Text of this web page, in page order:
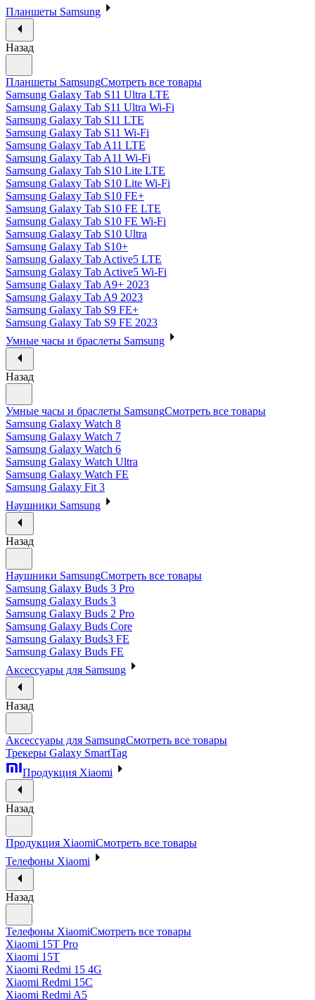
Планшеты Samsung
Назад
Планшеты SamsungСмотреть все товары
Samsung Galaxy Tab S11 Ultra LTE
Samsung Galaxy Tab S11 Ultra Wi-Fi
Samsung Galaxy Tab S11 LTE
Samsung Galaxy Tab S11 Wi-Fi
Samsung Galaxy Tab A11 LTE
Samsung Galaxy Tab A11 Wi-Fi
Samsung Galaxy Tab S10 Lite LTE
Samsung Galaxy Tab S10 Lite Wi-Fi
Samsung Galaxy Tab S10 FE+
Samsung Galaxy Tab S10 FE LTE
Samsung Galaxy Tab S10 FE Wi-Fi
Samsung Galaxy Tab S10 Ultra
Samsung Galaxy Tab S10+
Samsung Galaxy Tab Active5 LTE
Samsung Galaxy Tab Active5 Wi-Fi
Samsung Galaxy Tab A9+ 2023
Samsung Galaxy Tab A9 2023
Samsung Galaxy Tab S9 FE+
Samsung Galaxy Tab S9 FE 2023
Умные часы и браслеты Samsung
Назад
Умные часы и браслеты SamsungСмотреть все товары
Samsung Galaxy Watch 8
Samsung Galaxy Watch 7
Samsung Galaxy Watch 6
Samsung Galaxy Watch Ultra
Samsung Galaxy Watch FE
Samsung Galaxy Fit 3
Наушники Samsung
Назад
Наушники SamsungСмотреть все товары
Samsung Galaxy Buds 3 Pro
Samsung Galaxy Buds 3
Samsung Galaxy Buds 2 Pro
Samsung Galaxy Buds Core
Samsung Galaxy Buds3 FE
Samsung Galaxy Buds FE
Аксессуары для Samsung
Назад
Аксессуары для SamsungСмотреть все товары
Трекеры Galaxy SmartTag
Продукция Xiaomi
Назад
Продукция XiaomiСмотреть все товары
Телефоны Xiaomi
Назад
Телефоны XiaomiСмотреть все товары
Xiaomi 15T Pro
Xiaomi 15T
Xiaomi Redmi 15 4G
Xiaomi Redmi 15C
Xiaomi Redmi A5